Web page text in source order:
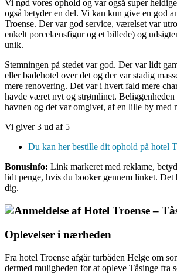
Vi nød vores ophold og var også super
også betyder en del. Vi kan kun give en god
Troense. Der var god service, værelset var
enkelt porcelænsfigur og et billede) og
unik.
Stemningen på stedet var god. Der var lidt
eller badehotel over det og der var stadig
mere renovering. Det var i hvert fald mere
havde været nyt og strømlinet.
havnen og det var omgivet, af en lille by med
Vi giver 3 ud af 5
Du kan her bestille dit ophold på hotel
Bonusinfo: Link markeret med reklame,
lidt penge, hvis du booker gennem linket.
dig.
Oplevelser i nærheden
Fra hotel Troense afgår turbåden Helge om
dermed muligheden for at opleve Tåsinge fra